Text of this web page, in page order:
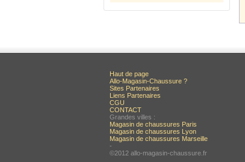
Haut de page
Allo-Magasin-Chaussure ?
Sites Partenaires
Liens Partenaires
CGU
CONTACT
Grandes villes :
Magasin de chaussures Paris
Magasin de chaussures Lyon
Magasin de chaussures Marseille
-
©2012 allo-magasin-chaussure.fr